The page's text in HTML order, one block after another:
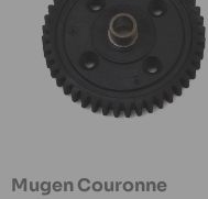
Mugen Couronne